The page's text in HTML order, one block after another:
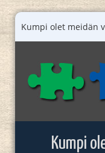
Kumpi olet meidän
Kumpi